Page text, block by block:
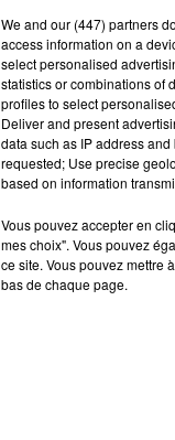
au personnage
sur Instagram
We and our (447) partners
access information on a
select personalised
statistics or combinations of
profiles to select
Deliver and present
data such as IP address
requested; Use precise
based on information
Vous pouvez accepter en
mes choix". Vous pouvez
ce site. Vous pouvez mettre
bas de chaque page.